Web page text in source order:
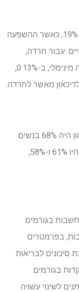
עבור גורמי רבייה ודיכאון היה 19%, כאשר ההשפעה
עבור חרדה,
היה מינימלי, ב-0.13%,
מאשר לחרדה.
עבור דיכאון היה 68% בנשים
היו 61% ו-58%,
בגורמים
בפרמטרים
סיכונים לבריאות
בגורמים
לשינוי עשויה